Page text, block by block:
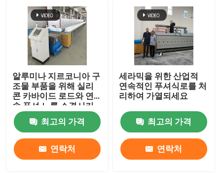
롤러허스 킬른
소성가마
요업로
소결로
음극과 음극 재료 노
알루미나 지르코니아 구
조물 부품을 위해 실리
콘 카바이드 로드와 연
속 푸셔 노를 소결시키
는 고온
최고의 가격
연락처
세라믹을 위한 산업적
연속적인 푸셔식로를 처
리하여 가열되세요
최고의 가격
연락처